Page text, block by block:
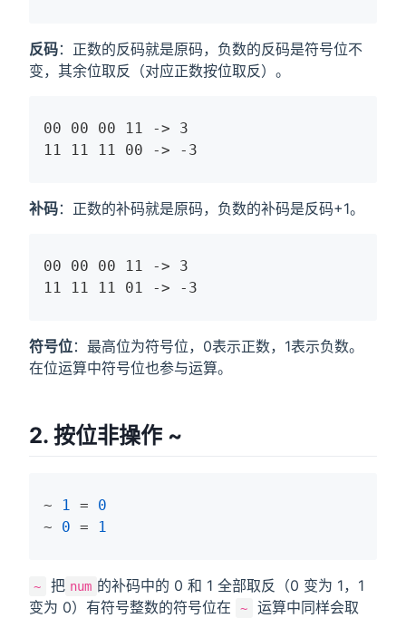
反码：正数的反码就是原码，负数的反码是符号位不
变，其余位取反（对应正数按位取反）。
00 00 00 11 -> 3
11 11 11 00 -> -3
补码：正数的补码就是原码，负数的补码是反码+1。
00 00 00 11 -> 3
11 11 11 01 -> -3
符号位：最高位为符号位，0表示正数，1表示负数。
在位运算中符号位也参与运算。
2. 按位非操作 ~
~ 1 = 0
~ 0 = 1
~ 把 num 的补码中的 0 和 1 全部取反（0 变为 1，1
变为 0）有符号整数的符号位在
~
运算中同样会取